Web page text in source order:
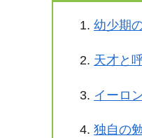
幼少期
天才と
イーロ
独自の